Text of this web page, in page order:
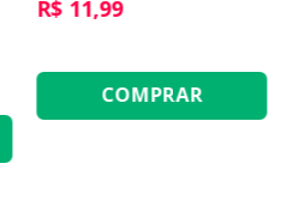
R$ 11,99
COMPRAR